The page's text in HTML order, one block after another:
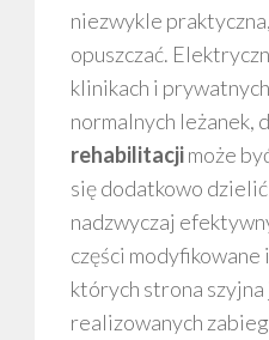
niezwykle
opuszczać.
klinikach i
normalnych leżanek,
rehabilitacjimoże
się dodatkowo
nadzwyczaj
części
których strona
realizowanych